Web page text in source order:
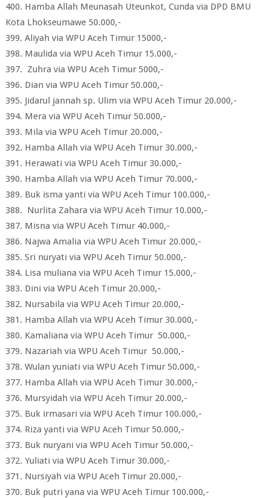
400. Hamba Allah Meunasah Uteunkot, Cunda via DPD BMU
Kota Lhokseumawe 50.000,-
399. Aliyah via WPU Aceh Timur 15000,-
398. Maulida via WPU Aceh Timur 15.000,-
397. Zuhra via WPU Aceh Timur 5000,-
396. Dian via WPU Aceh Timur 50.000,-
395. Jidarul jannah sp. Ulim via WPU Aceh Timur 20.000,-
394. Mera via WPU Aceh Timur 50.000,-
393. Mila via WPU Aceh Timur 20.000,-
392. Hamba Allah via WPU Aceh Timur 30.000,-
391. Herawati via WPU Aceh Timur 30.000,-
390. Hamba Allah via WPU Aceh Timur 70.000,-
389. Buk isma yanti via WPU Aceh Timur 100.000,-
388. Nurlita Zahara via WPU Aceh Timur 10.000,-
387. Misna via WPU Aceh Timur 40.000,-
386. Najwa Amalia via WPU Aceh Timur 20.000,-
385. Sri nuryati via WPU Aceh Timur 50.000,-
384. Lisa muliana via WPU Aceh Timur 15.000,-
383. Dini via WPU Aceh Timur 20.000,-
382. Nursabila via WPU Aceh Timur 20.000,-
381. Hamba Allah via WPU Aceh Timur 30.000,-
380. Kamaliana via WPU Aceh Timur 50.000,-
379. Nazariah via WPU Aceh Timur 50.000,-
378. Wulan yuniati via WPU Aceh Timur 50.000,-
377. Hamba Allah via WPU Aceh Timur 30.000,-
376. Mursyidah via WPU Aceh Timur 20.000,-
375. Buk irmasari via WPU Aceh Timur 100.000,-
374. Riza yanti via WPU Aceh Timur 50.000,-
373. Buk nuryani via WPU Aceh Timur 50.000,-
372. Yuliati via WPU Aceh Timur 30.000,-
371. Nursiyah via WPU Aceh Timur 20.000,-
370. Buk putri yana via WPU Aceh Timur 100.000,-